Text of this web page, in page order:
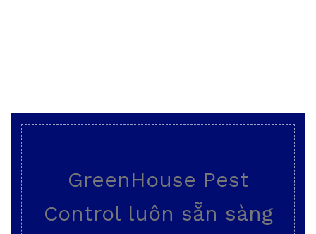
GreenHouse Pest
Control luôn sẵn sàng